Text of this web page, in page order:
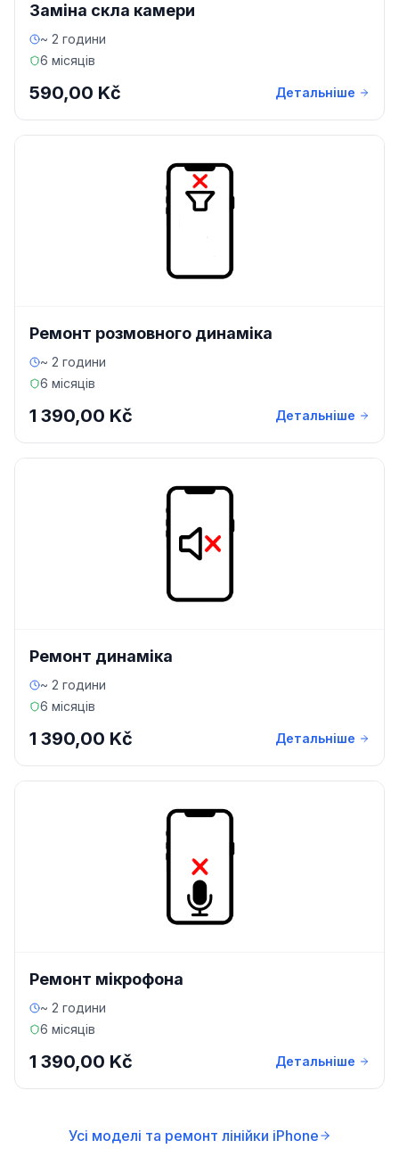
Заміна скла камери
~ 2 години
6 місяців
590,00 Kč Детальніше
Ремонт розмовного динаміка
~ 2 години
6 місяців
1 390,00 Kč Детальніше
Ремонт динаміка
~ 2 години
6 місяців
1 390,00 Kč Детальніше
Ремонт мікрофона
~ 2 години
6 місяців
1 390,00 Kč Детальніше
Усі моделі та ремонт лінійки iPhone